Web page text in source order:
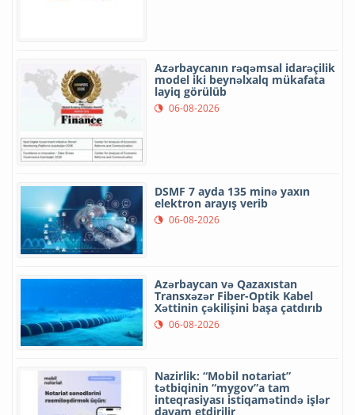
Azərbaycanın rəqəmsal idarəçilik
model iki beynəlxalq mükafata
layiq görülüb
06-08-2026
DSMF 7 ayda 135 minə yaxın
elektron arayış verib
06-08-2026
Azərbaycan və Qazaxıstan
Transxəzər Fiber-Optik Kabel
Xəttinin çəkilişini başa çatdırıb
06-08-2026
Nazirlik: “Mobil notariat”
tətbiqinin “mygov”a tam
inteqrasiyası istiqamətində işlər
davam etdirilir